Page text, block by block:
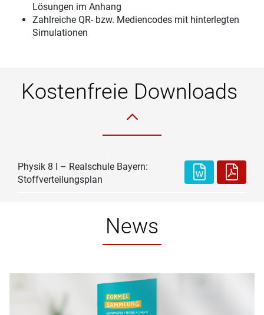
Lösungen im Anhang
Zahlreiche QR- bzw. Mediencodes mit hinterlegten
Simulationen
Kostenfreie Downloads
Physik 8 I – Realschule Bayern:
Stoffverteilungsplan
News